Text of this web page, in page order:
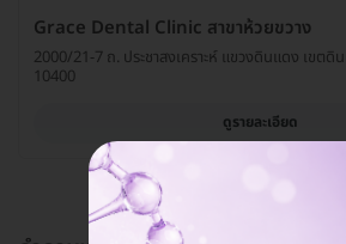
Grace Dental Clinic สาขาห้วยขวาง
2000/21-7 ถ. ประชาสงเคราะห์ แขวงดินแดง เขต
10400
ดูรายละเอียด